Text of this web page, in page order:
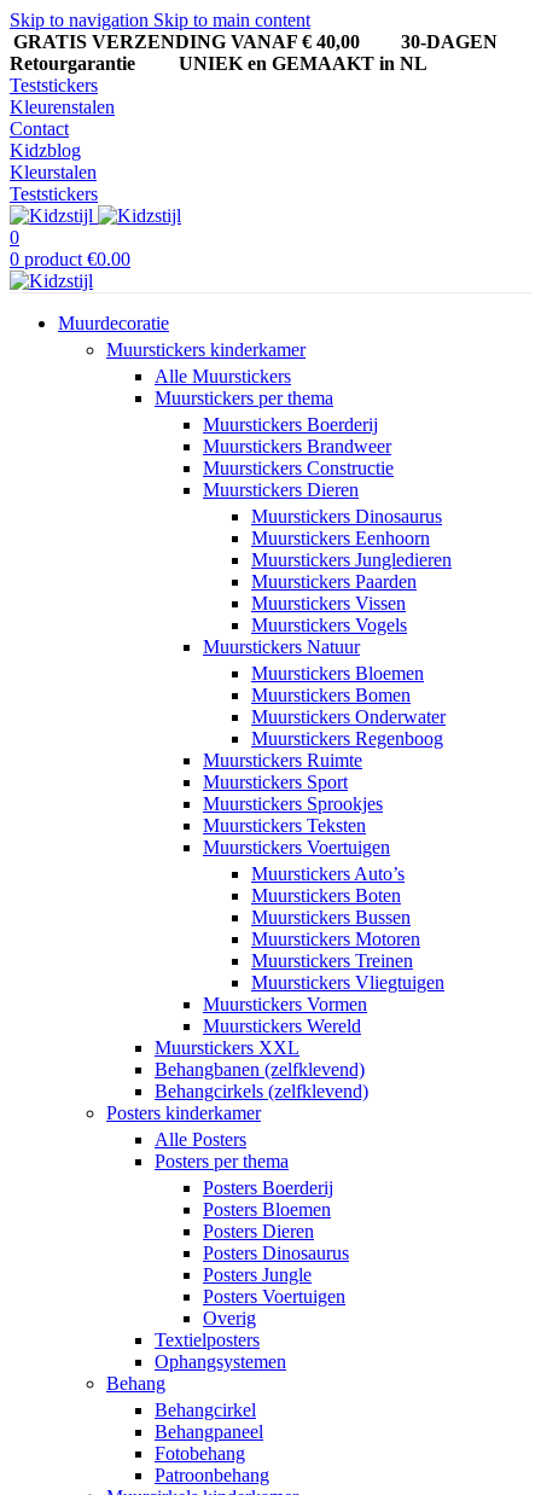
Skip to navigation Skip to main content
GRATIS VERZENDING VANAF € 40,00
30-DAGEN
Retourgarantie UNIEK en GEMAAKT in NL
Teststickers
Kleurenstalen
Contact
Kidzblog
Kleurstalen
Teststickers
0
0 product €0.00
Muurdecoratie
Muurstickers kinderkamer
Alle Muurstickers
Muurstickers per thema
Muurstickers Boerderij
Muurstickers Brandweer
Muurstickers Constructie
Muurstickers Dieren
Muurstickers Dinosaurus
Muurstickers Eenhoorn
Muurstickers Jungledieren
Muurstickers Paarden
Muurstickers Vissen
Muurstickers Vogels
Muurstickers Natuur
Muurstickers Bloemen
Muurstickers Bomen
Muurstickers Onderwater
Muurstickers Regenboog
Muurstickers Ruimte
Muurstickers Sport
Muurstickers Sprookjes
Muurstickers Teksten
Muurstickers Voertuigen
Muurstickers Auto’s
Muurstickers Boten
Muurstickers Bussen
Muurstickers Motoren
Muurstickers Treinen
Muurstickers Vliegtuigen
Muurstickers Vormen
Muurstickers Wereld
Muurstickers XXL
Behangbanen (zelfklevend)
Behangcirkels (zelfklevend)
Posters kinderkamer
Alle Posters
Posters per thema
Posters Boerderij
Posters Bloemen
Posters Dieren
Posters Dinosaurus
Posters Jungle
Posters Voertuigen
Overig
Textielposters
Ophangsystemen
Behang
Behangcirkel
Behangpaneel
Fotobehang
Patroonbehang